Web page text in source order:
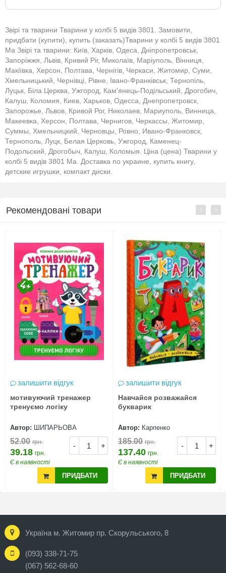
Звірі та тварини Тварини у колбі 5 видів 3801. Замовити,
придбати (купити), купить (заказать)Тварини у колбі 5 видів 3801
Ма Звірі та тварини: Київ, Харків, Одеса, Дніпропетровськ,
Запоріжжя, Львів, Кривий Ріг, Миколаїв, Маріуполь, Вінниця,
Макіївка, Херсон, Полтава, Чернігів, Черкаси, Житомир, Суми,
Хмельницький, Чернівці, Рівне, Івано-Франківськ, Тернопіль,
Луцьк, Біла Церква, Ужгород, Кам'янець-Подільський, Дрогобич,
Калуш, Коломия, Киев, Харьков, Одесса, Днепропетровск,
Запорожье, Львов, Кривой Рог, Николаев, Мариуполь, Винница,
Макеевка, Херсон, Полтава, Чернигов, Черкассы, Житомир,
Суммы, Хмельницкий, Черновцы, Ровно, Ивано-Франковск,
Тернополь, Луцк, Белая Церковь, Ужгород, Каменец-
Подольский, Дрогобыч, Калуш, Коломыя. Ціна (цена) Тварини у
колбі 5 видів 3801 Ма. Доставка по украине, купить книгу,
детские игрушки, компакт диски.
Рекомендовані товари
залишити відгук
мотивуючий тренажер
тренуємо логіку
Автор: ШИПАРЬОВА
- +
52.00 грн.
39.18 грн.
Є в наявності
ПРИДБАТИ
залишити відгук
Навчайся розважайся
букварик
Автор: Карпенко
- +
185.00 грн.
137.40 грн.
Є в наявності
ПРИДБАТИ
Україна м. Житомир пр. Скорульського, 8
(093) 338-71-75
(067) 562-68-60